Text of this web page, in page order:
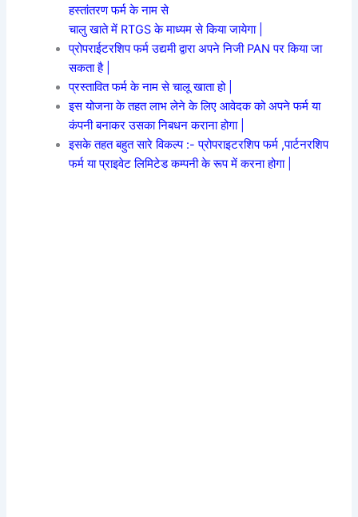
हस्तांतरण फर्म के नाम से
चालु खाते में RTGS के माध्यम से किया जायेगा |
प्रोपराईटरशिप फर्म उद्यमी द्वारा अपने निजी PAN पर किया जा
सकता है |
प्रस्तावित फर्म के नाम से चालू खाता हो |
इस योजना के तहत लाभ लेने के लिए आवेदक को अपने फर्म या
कंपनी बनाकर उसका निबधन कराना होगा |
इसके तहत बहुत सारे विकल्प :- प्रोपराइटरशिप फर्म ,पार्टनरशिप
फर्म या प्राइवेट लिमिटेड कम्पनी के रूप में करना होगा |